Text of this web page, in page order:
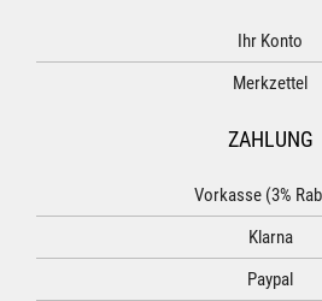
Ihr Konto
Merkzettel
ZAHLUNG
Vorkasse (3%
Klarna
Paypal